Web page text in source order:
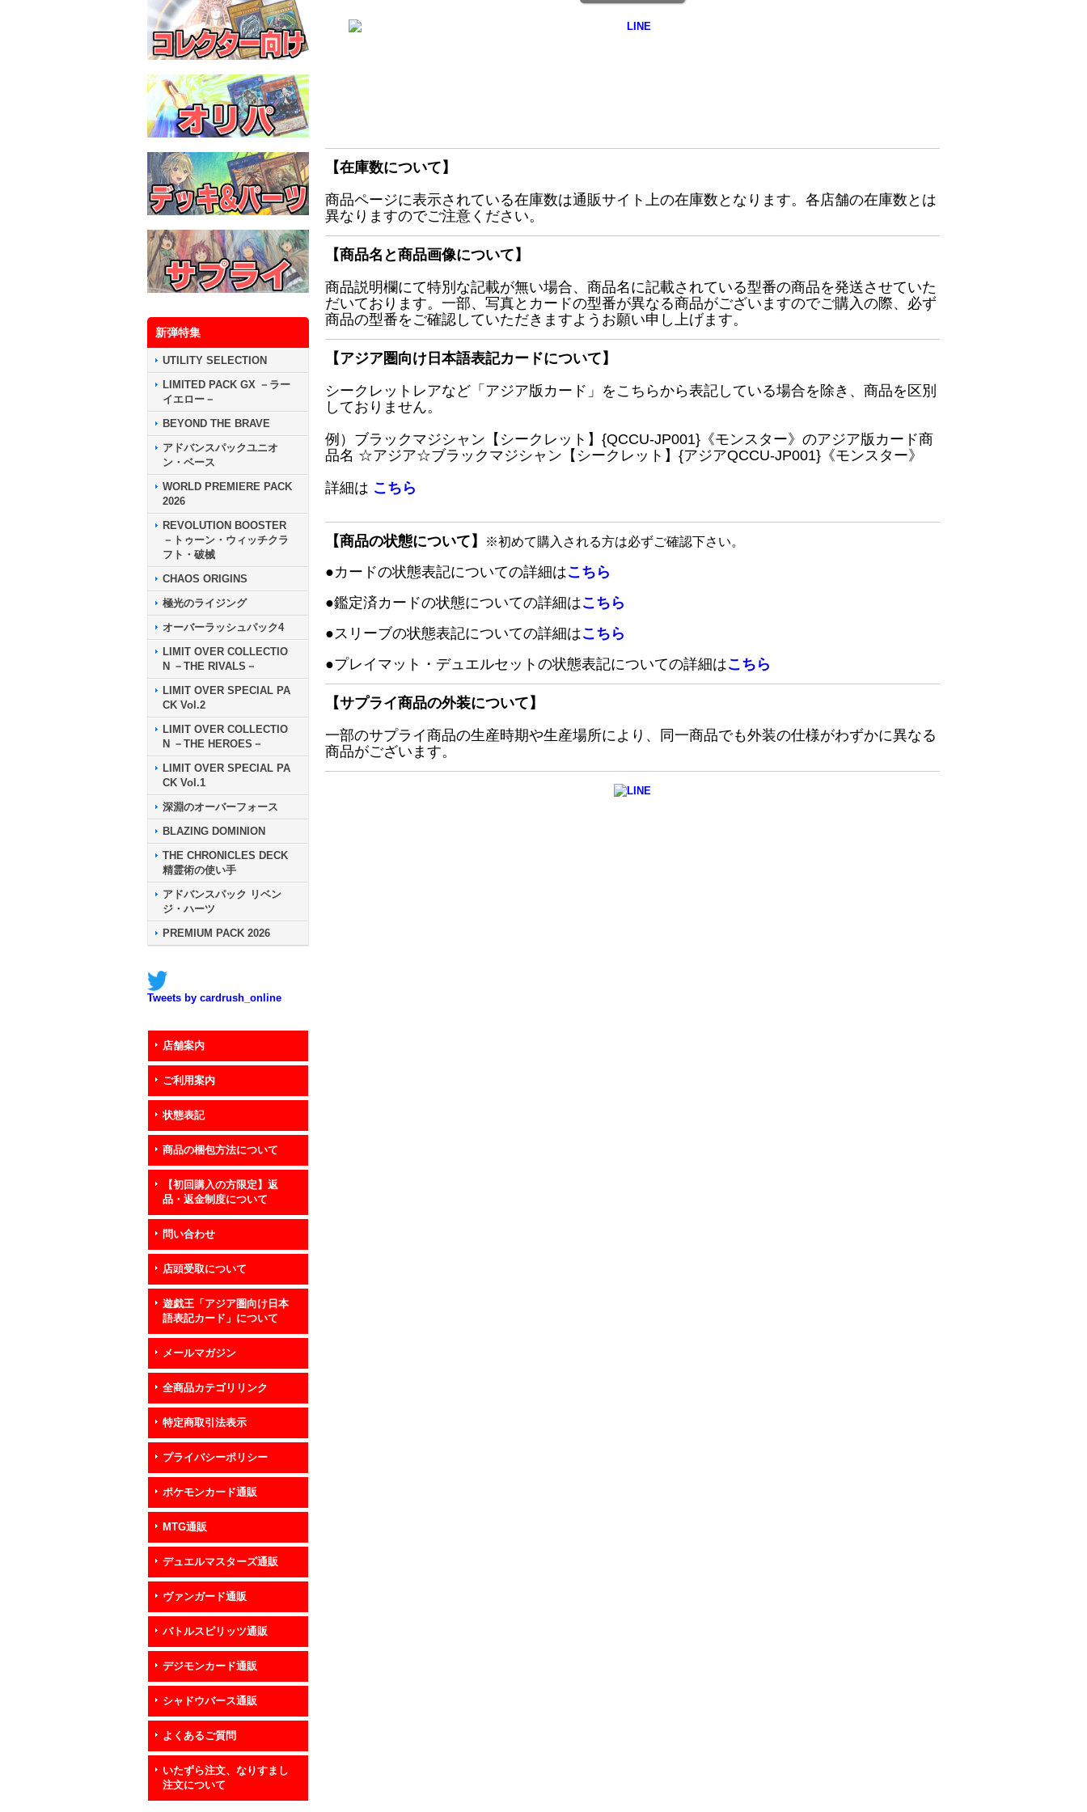
新弾特集
UTILITY SELECTION
LIMITED PACK GX －ラー
イエロー－
BEYOND THE BRAVE
アドバンスパックユニオ
ン・ベース
WORLD PREMIERE PACK
2026
REVOLUTION BOOSTER
－トゥーン・ウィッチクラ
フト・破械
CHAOS ORIGINS
極光のライジング
オーバーラッシュパック4
LIMIT OVER COLLECTIO
N －THE RIVALS－
LIMIT OVER SPECIAL PA
CK Vol.2
LIMIT OVER COLLECTIO
N －THE HEROES－
LIMIT OVER SPECIAL PA
CK Vol.1
深淵のオーバーフォース
BLAZING DOMINION
THE CHRONICLES DECK
精霊術の使い手
アドバンスパック リベン
ジ・ハーツ
PREMIUM PACK 2026
Tweets by cardrush_online
店舗案内
ご利用案内
状態表記
商品の梱包方法について
【初回購入の方限定】返
品・返金制度について
問い合わせ
店頭受取について
遊戯王「アジア圏向け日本
語表記カード」について
メールマガジン
全商品カテゴリリンク
特定商取引法表示
プライバシーポリシー
ポケモンカード通販
MTG通販
デュエルマスターズ通販
ヴァンガード通販
バトルスピリッツ通販
デジモンカード通販
シャドウバース通販
よくあるご質問
いたずら注文、なりすまし
注文について
【在庫数について】
商品ページに表示されている在庫数は通販サイト上の在庫数となります。各店舗の在庫数とは
異なりますのでご注意ください。
【商品名と商品画像について】
商品説明欄にて特別な記載が無い場合、商品名に記載されている型番の商品を発送させていた
だいております。一部、写真とカードの型番が異なる商品がございますのでご購入の際、必ず
商品の型番をご確認していただきますようお願い申し上げます。
【アジア圏向け日本語表記カードについて】
シークレットレアなど「アジア版カード」をこちらから表記している場合を除き、商品を区別
しておりません。
例）ブラックマジシャン【シークレット】{QCCU-JP001}《モンスター》のアジア版カード商
品名 ☆アジア☆ブラックマジシャン【シークレット】{アジアQCCU-JP001}《モンスター》
詳細は こちら
【商品の状態について】 ※初めて購入される方は必ずご確認下さい。
●カードの状態表記についての詳細はこちら
●鑑定済カードの状態についての詳細はこちら
●スリーブの状態表記についての詳細はこちら
●プレイマット・デュエルセットの状態表記についての詳細はこちら
【サプライ商品の外装について】
一部のサプライ商品の生産時期や生産場所により、同一商品でも外装の仕様がわずかに異なる
商品がございます。